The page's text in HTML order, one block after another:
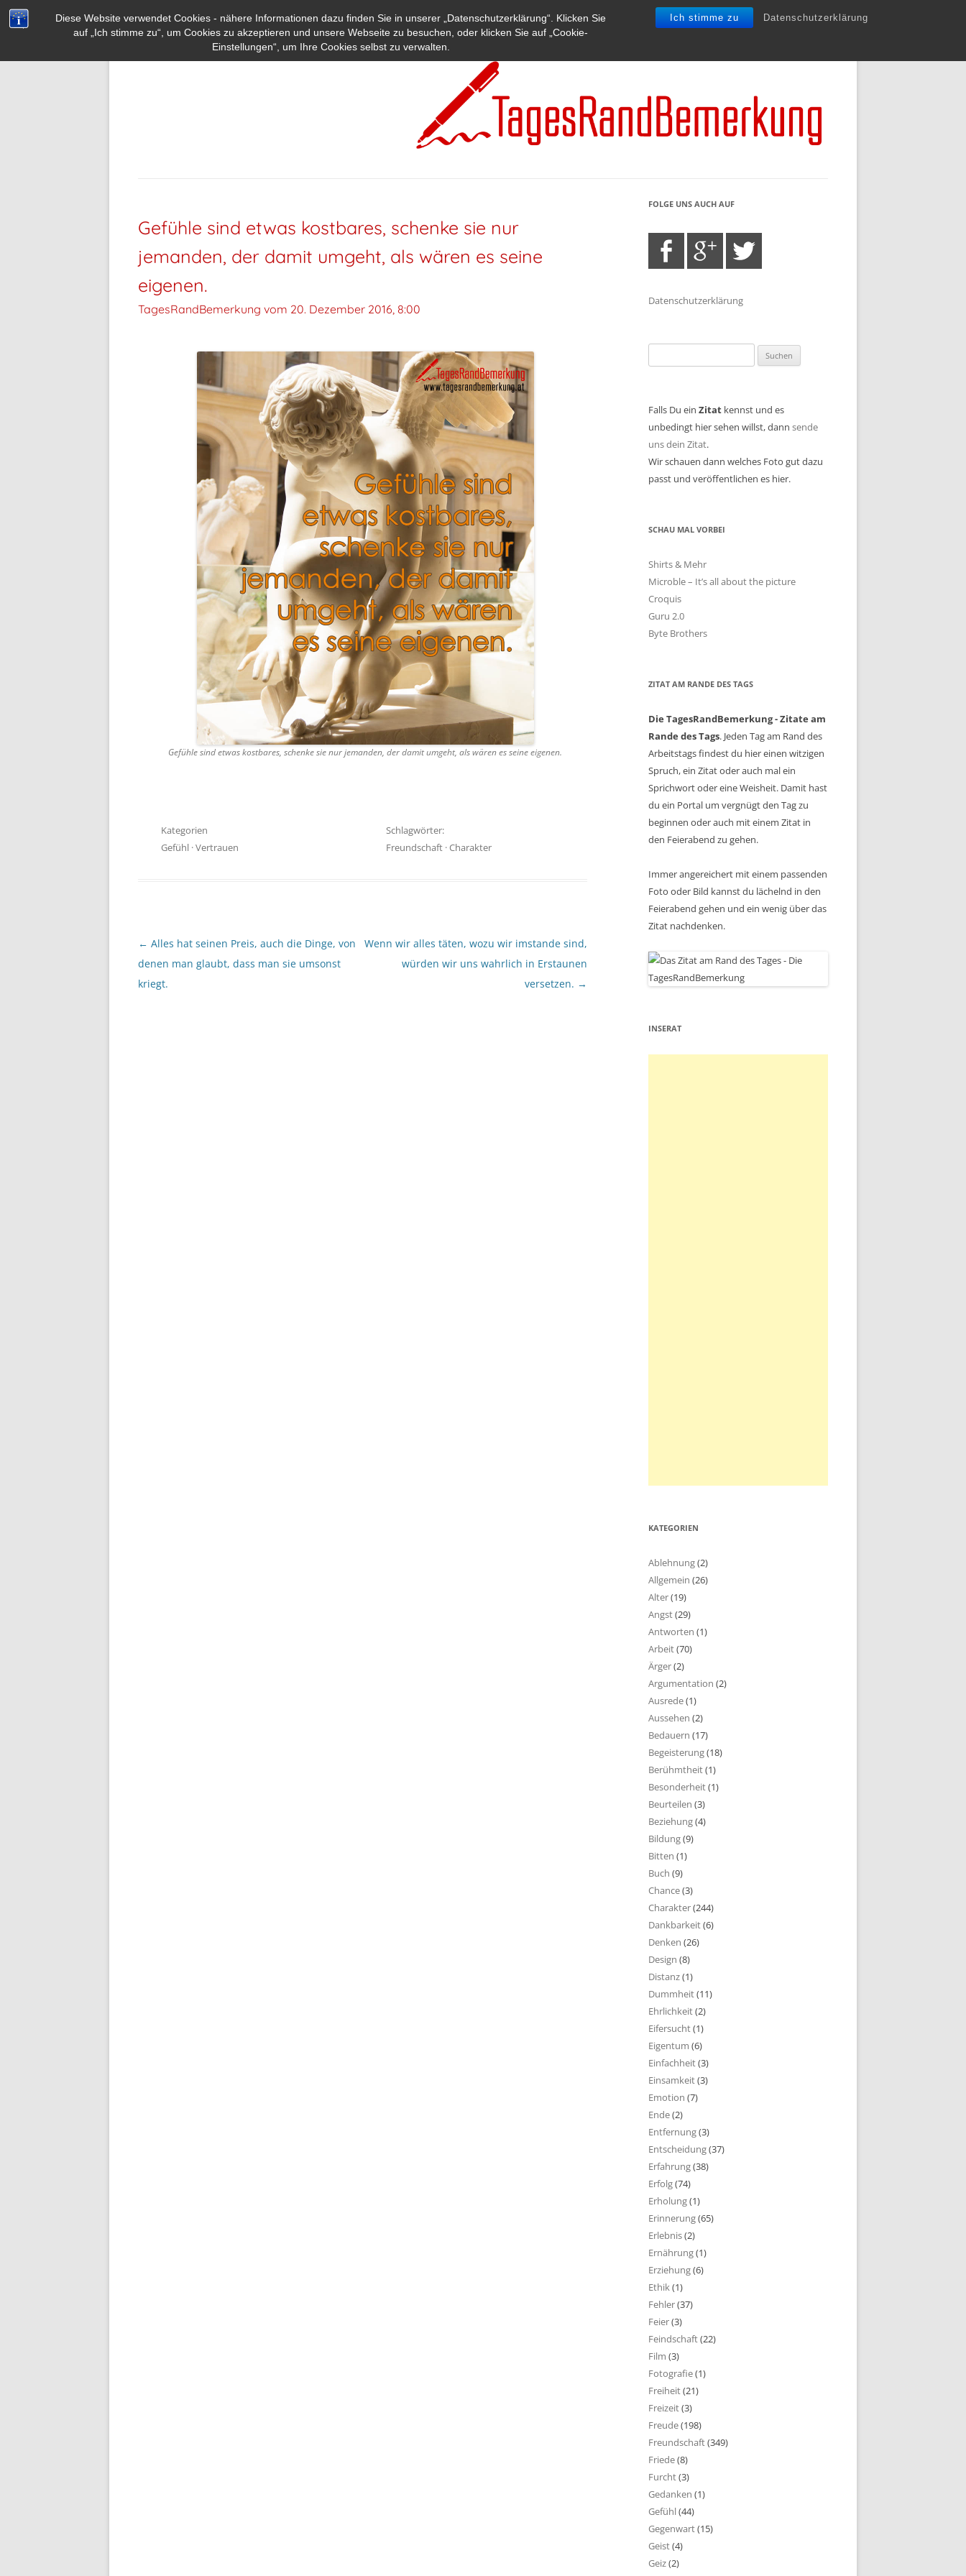
Diese Website verwendet Cookies - nähere Informationen dazu finden Sie in unserer „Datenschutzerklärung“. Klicken Sie
auf „Ich stimme zu“, um Cookies zu akzeptieren und unsere Webseite zu besuchen, oder klicken Sie auf „Cookie-
Einstellungen“, um Ihre Cookies selbst zu verwalten.
Ich stimme zu Datenschutzerklärung
Gefühle sind etwas kostbares, schenke sie nur
jemanden, der damit umgeht, als wären es seine
eigenen.
TagesRandBemerkung vom 20. Dezember 2016, 8:00
Gefühle sind etwas kostbares, schenke sie nur jemanden, der damit umgeht, als wären es seine eigenen.
Kategorien
Gefühl ·Vertrauen
Schlagwörter:
Freundschaft·Charakter
Beitragsnavigation
← Alles hat seinen Preis, auch die Dinge, von
denen man glaubt, dass man sie umsonst
kriegt.
Wenn wir alles täten, wozu wir imstande sind,
würden wir uns wahrlich in Erstaunen
versetzen. →
FOLGE UNS AUCH AUF
Datenschutzerklärung
nach:
Falls Du ein Zitat kennst und es
unbedingt hier sehen willst, dann sende
uns dein Zitat.
Wir schauen dann welches Foto gut dazu
passt und veröffentlichen es hier.
SCHAU MAL VORBEI
Shirts & Mehr
Microble – It’s all about the picture
Croquis
Guru 2.0
Byte Brothers
ZITAT AM RANDE DES TAGS
Die TagesRandBemerkung - Zitate am
Rande des Tags. Jeden Tag am Rand des
Arbeitstags findest du hier einen witzigen
Spruch, ein Zitat oder auch mal ein
Sprichwort oder eine Weisheit. Damit hast
du ein Portal um vergnügt den Tag zu
beginnen oder auch mit einem Zitat in
den Feierabend zu gehen.
Immer angereichert mit einem passenden
Foto oder Bild kannst du lächelnd in den
Feierabend gehen und ein wenig über das
Zitat nachdenken.
INSERAT
KATEGORIEN
Ablehnung(2)
Allgemein (26)
Alter(19)
Angst(29)
Antworten (1)
Arbeit(70)
Ärger(2)
Argumentation (2)
Ausrede(1)
Aussehen (2)
Bedauern (17)
Begeisterung(18)
Berühmtheit(1)
Besonderheit(1)
Beurteilen (3)
Beziehung(4)
Bildung(9)
Bitten (1)
Buch (9)
Chance(3)
Charakter(244)
Dankbarkeit(6)
Denken (26)
Design (8)
Distanz(1)
Dummheit(11)
Ehrlichkeit(2)
Eifersucht(1)
Eigentum (6)
Einfachheit(3)
Einsamkeit(3)
Emotion (7)
Ende(2)
Entfernung(3)
Entscheidung(37)
Erfahrung(38)
Erfolg(74)
Erholung(1)
Erinnerung(65)
Erlebnis(2)
Ernährung(1)
Erziehung(6)
Ethik(1)
Fehler(37)
Feier(3)
Feindschaft(22)
Film (3)
Fotografie(1)
Freiheit(21)
Freizeit(3)
Freude(198)
Freundschaft(349)
Friede(8)
Furcht(3)
Gedanken (1)
Gefühl(44)
Gegenwart(15)
Geist(4)
Geiz(2)